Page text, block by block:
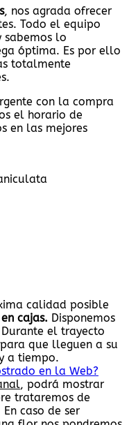
, nos agrada ofrecer
Todo el equipo
sabemos lo
óptima. Es por ello
totalmente
con la compra
el horario de
en las mejores
calidad posible
cajas. Disponemos
el trayecto
que lleguen a su
a tiempo.
en la Web?
, podrá mostrar
trataremos de
caso de ser